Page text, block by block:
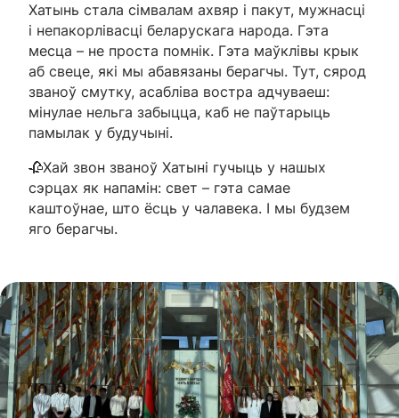
Хатынь стала сімвалам ахвяр і пакут, мужнасці
і непакорлівасці беларускага народа. Гэта
месца – не проста помнік. Гэта маўклівы крык
аб свеце, які мы абавязаны берагчы. Тут, сярод
званоў смутку, асабліва востра адчуваеш:
мінулае нельга забыцца, каб не паўтарыць
памылак у будучыні.
🥀Хай звон званоў Хатыні гучыць у нашых
сэрцах як напамін: свет – гэта самае
каштоўнае, што ёсць у чалавека. І мы будзем
яго берагчы.